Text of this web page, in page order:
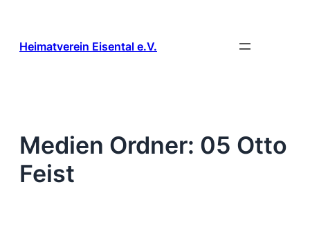
springen
Heimatverein Eisental e.V.
Medien Ordner: 05 Otto
Feist